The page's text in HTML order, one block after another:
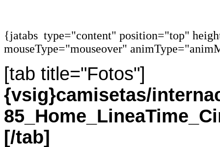
{jatabs type="content" position="top"
mouseType="mouseover"
[tab title="Fotos"]
{vsig}camisetas/
[/tab]